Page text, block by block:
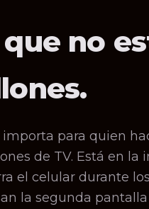
no
importa para quien
de TV. Está en
el celular durante
la segunda